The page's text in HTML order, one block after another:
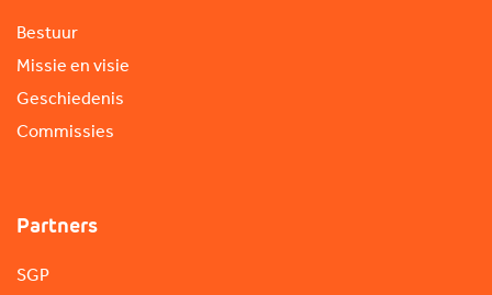
Bestuur
Missie en visie
Geschiedenis
Commissies
Partners
SGP